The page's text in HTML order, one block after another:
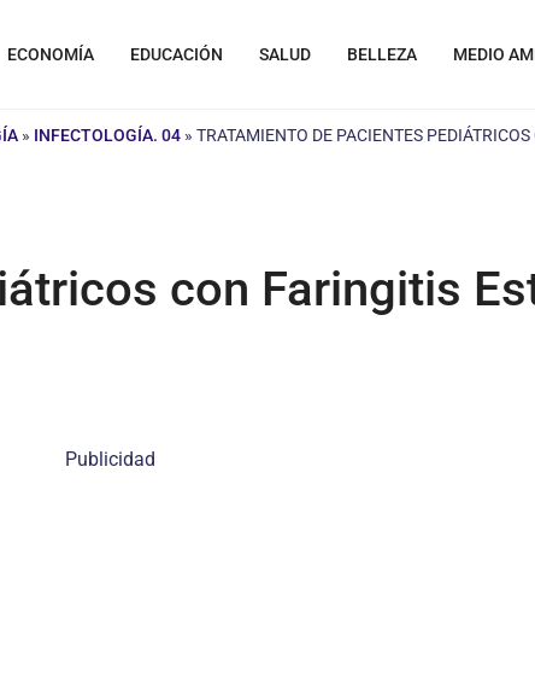
ECONOMÍA EDUCACIÓN SALUD BELLEZA MEDIO
» INFECTOLOGÍA. 04 » TRATAMIENTO DE PACIENTES
con Faringitis
Publicidad